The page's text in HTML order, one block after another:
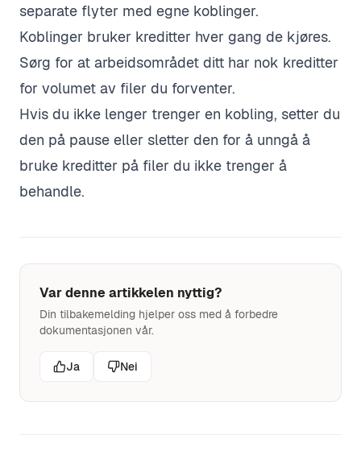
separate flyter med egne koblinger.
Koblinger bruker kreditter hver gang de kjøres.
Sørg for at arbeidsområdet ditt har nok kreditter
for volumet av filer du forventer.
Hvis du ikke lenger trenger en kobling, setter du
den på pause eller sletter den for å unngå å
bruke kreditter på filer du ikke trenger å
behandle.
Var denne artikkelen nyttig?
Din tilbakemelding hjelper oss med å forbedre
dokumentasjonen vår.
Ja Nei